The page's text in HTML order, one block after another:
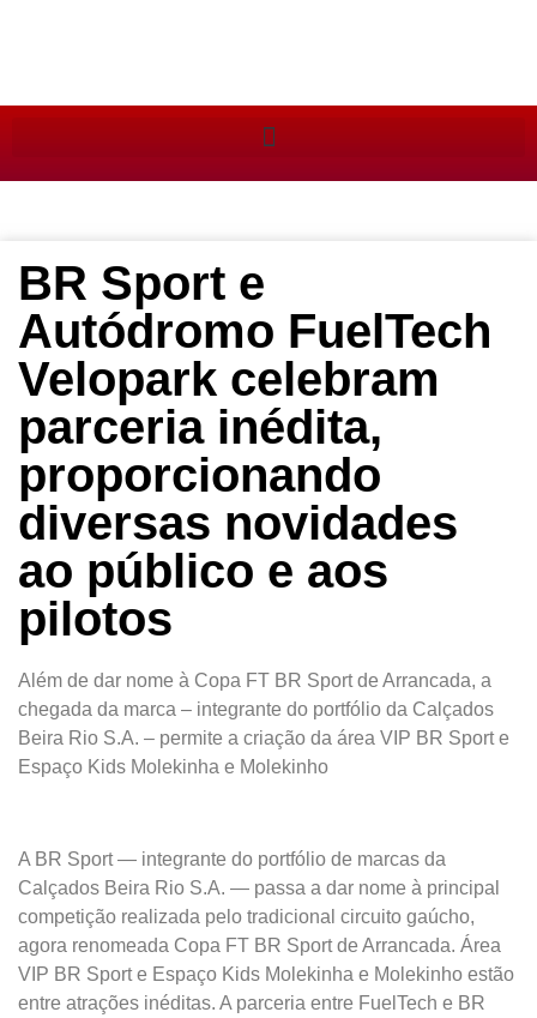
BR Sport e
Autódromo FuelTech
Velopark celebram
parceria inédita,
proporcionando
diversas novidades
ao público e aos
pilotos
Além de dar nome à Copa FT BR Sport de Arrancada, a
chegada da marca – integrante do portfólio da Calçados
Beira Rio S.A. – permite a criação da área VIP BR Sport e
Espaço Kids Molekinha e Molekinho
A BR Sport — integrante do portfólio de marcas da
Calçados Beira Rio S.A. — passa a dar nome à principal
competição realizada pelo tradicional circuito gaúcho,
agora renomeada Copa FT BR Sport de Arrancada. Área
VIP BR Sport e Espaço Kids Molekinha e Molekinho estão
entre atrações inéditas. A parceria entre FuelTech e BR